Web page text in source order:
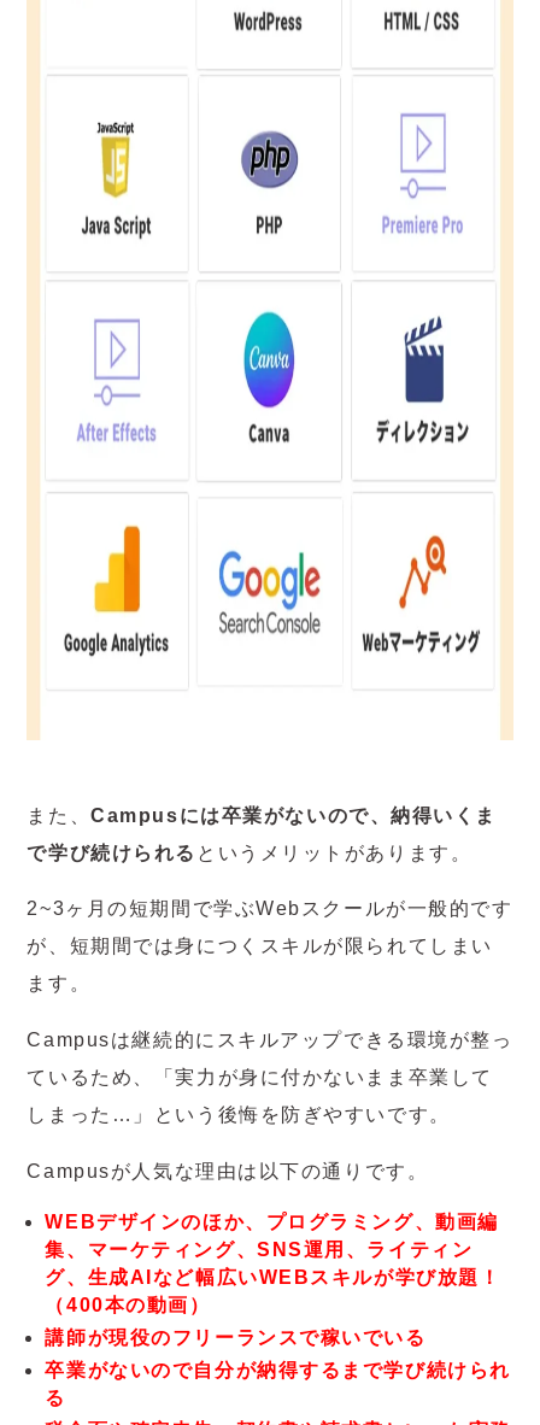
また、Campusには卒業がないので、納得いくま
で学び続けられる というメリットがあります。
2~3ヶ月の短期間で学ぶWebスクールが一般的です
が、短期間では身につくスキルが限られてしまい
ます。
Campusは継続的にスキルアップできる環境が整っ
ているため、「実力が身に付かないまま卒業して
しまった…」という後悔を防ぎやすいです。
Campusが人気な理由は以下の通りです。
WEBデザインのほか、プログラミング、動画編
集、マーケティング、SNS運用、ライティン
グ、生成AIなど幅広いWEBスキルが学び放題！
（400本の動画）
講師が現役のフリーランスで稼いでいる
卒業がないので自分が納得するまで学び続けられ
る